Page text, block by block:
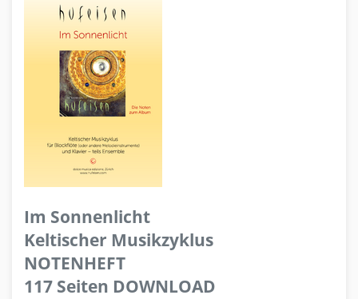
Im Sonnenlicht
Keltischer Musikzyklus
NOTENHEFT
117 Seiten DOWNLOAD